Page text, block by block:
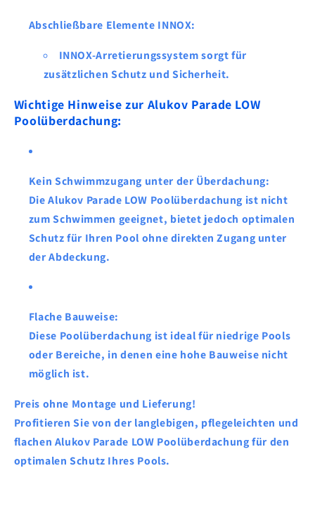
Abschließbare Elemente INNOX:
INNOX-Arretierungssystemsorgt für
zusätzlichen Schutz und Sicherheit.
Wichtige Hinweise zur Alukov Parade LOW
Poolüberdachung:
Kein Schwimmzugang unter der Überdachung:
DieAlukov Parade LOW Poolüberdachung ist nicht
zum Schwimmen geeignet, bietet jedoch optimalen
Schutz für Ihren Pool ohne direkten Zugang unter
der Abdeckung.
Flache Bauweise:
Diese Poolüberdachung ist ideal für niedrige Pools
oder Bereiche, in denen eine hohe Bauweise nicht
möglich ist.
Preis ohne Montage und Lieferung!
Profitieren Sie von der langlebigen, pflegeleichten und
flachen Alukov Parade LOW Poolüberdachungfür den
optimalenSchutz Ihres Pools.